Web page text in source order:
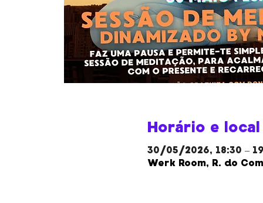
Horário e local
30/05/2026, 18:30 –
Werk Room, R. do